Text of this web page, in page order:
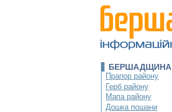
БЕРШАДЩИНА
Прапор району
Герб району
Мапа району
Дошка пошани